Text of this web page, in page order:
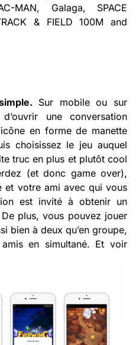
MAN, Galaga, SPACE
& FIELD 100M and
Sur mobile ou sur
une conversation
en forme de manette
choisissez le jeu auquel
truc en plus et plutôt cool
(et donc game over),
et votre ami avec qui vous
est invité à obtenir un
plus, vous pouvez jouer
bien à deux qu’en groupe,
en simultané. Et voir